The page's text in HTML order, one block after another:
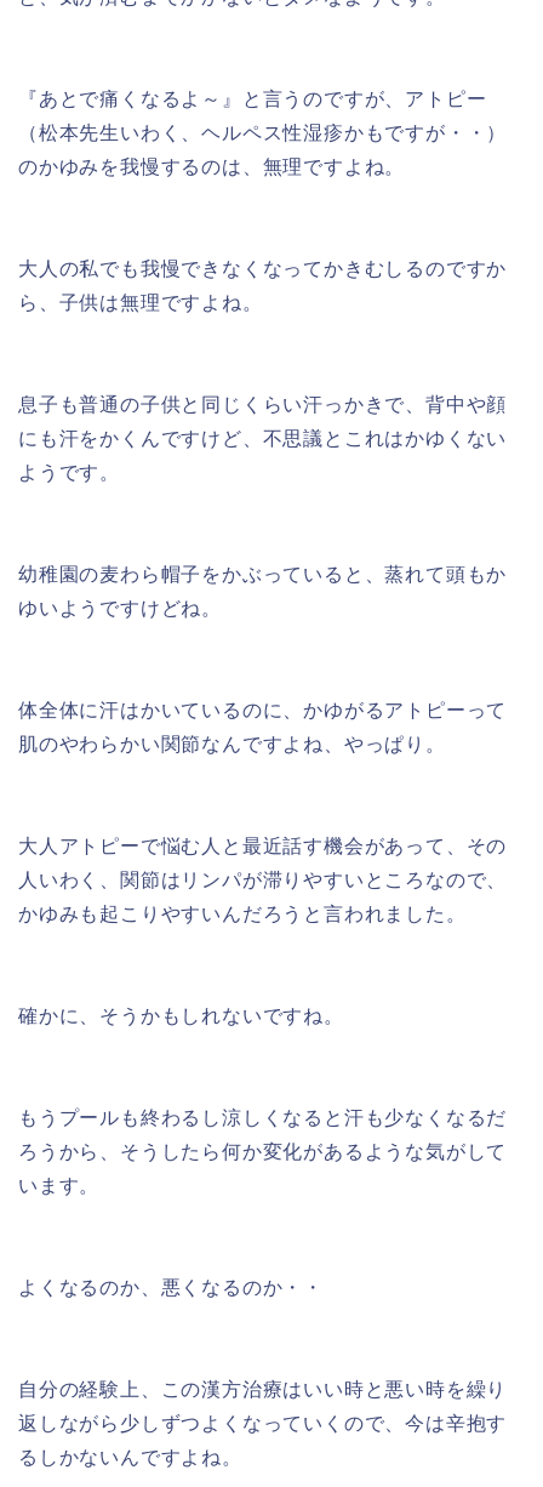
『あとで痛くなるよ～』と言うのですが、アトピー
（松本先生いわく、ヘルペス性湿疹かもですが・・）
のかゆみを我慢するのは、無理ですよね。
大人の私でも我慢できなくなってかきむしるのですか
ら、子供は無理ですよね。
息子も普通の子供と同じくらい汗っかきで、背中や顔
にも汗をかくんですけど、不思議とこれはかゆくない
ようです。
幼稚園の麦わら帽子をかぶっていると、蒸れて頭もか
ゆいようですけどね。
体全体に汗はかいているのに、かゆがるアトピーって
肌のやわらかい関節なんですよね、やっぱり。
大人アトピーで悩む人と最近話す機会があって、その
人いわく、関節はリンパが滞りやすいところなので、
かゆみも起こりやすいんだろうと言われました。
確かに、そうかもしれないですね。
もうプールも終わるし涼しくなると汗も少なくなるだ
ろうから、そうしたら何か変化があるような気がして
います。
よくなるのか、悪くなるのか・・
自分の経験上、この漢方治療はいい時と悪い時を繰り
返しながら少しずつよくなっていくので、今は辛抱す
るしかないんですよね。